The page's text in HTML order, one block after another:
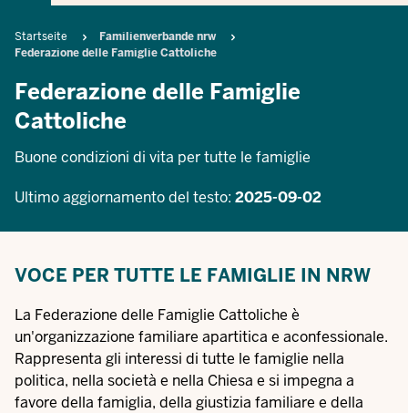
Breadcrumb
Startseite
Familienverbande nrw
Federazione delle Famiglie Cattoliche
Federazione delle Famiglie
Cattoliche
Buone condizioni di vita per tutte le famiglie
Ultimo aggiornamento del testo: 2025-09-02
VOCE PER TUTTE LE FAMIGLIE IN NRW
La Federazione delle Famiglie Cattoliche è
un'organizzazione familiare apartitica e aconfessionale.
Rappresenta gli interessi di tutte le famiglie nella
politica, nella società e nella Chiesa e si impegna a
favore della famiglia, della giustizia familiare e della